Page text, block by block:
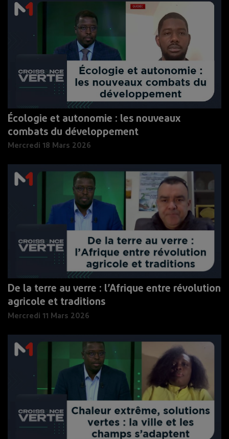
Écologie et autonomie : les nouveaux
combats du développement
Mercredi 18 Mars 2026
De la terre au verre : l’Afrique entre révolution
agricole et traditions
Mercredi 11 Mars 2026